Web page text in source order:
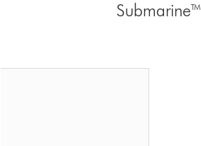
below
Submarine™